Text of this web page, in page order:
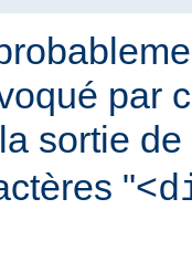
par
sortie de
"<